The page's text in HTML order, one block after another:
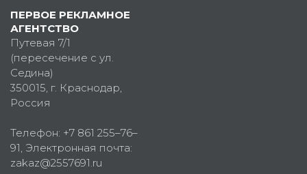
ПЕРВОЕ РЕКЛАМНОЕ
АГЕНТСТВО
Путевая 7/1
(пересечение с ул.
Седина)
350015 , г. Краснодар,
Россия
Телефон: +7 861 255–76–
91 , Электронная почта:
zakaz@2557691.ru